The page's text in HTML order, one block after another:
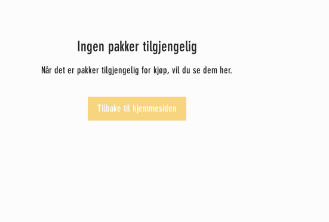
Ingen pakker tilgjengelig
Når det er pakker tilgjengelig for kjøp, vil du se dem her.
Tilbake til hjemmesiden